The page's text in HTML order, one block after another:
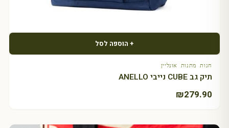
+ הוספה לסל
חנות מתנות אונליין
תיק גב CUBE נייבי ANELLO
₪279.90